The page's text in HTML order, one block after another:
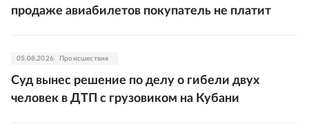
продаже авиабилетов покупатель не платит
05.08.2026 Происшествия
Суд вынес решение по делу о гибели двух
человек в ДТП с грузовиком на Кубани